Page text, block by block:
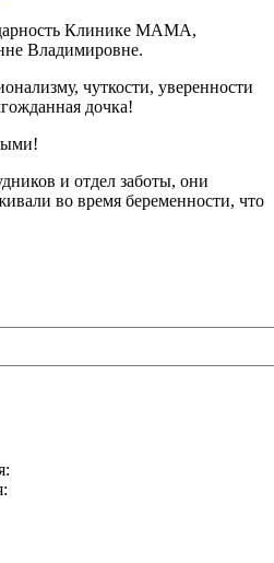
Клинике МАМА,
Владимировне.
чуткости, уверенности
дочка!
и отдел заботы, они
во время беременности, что